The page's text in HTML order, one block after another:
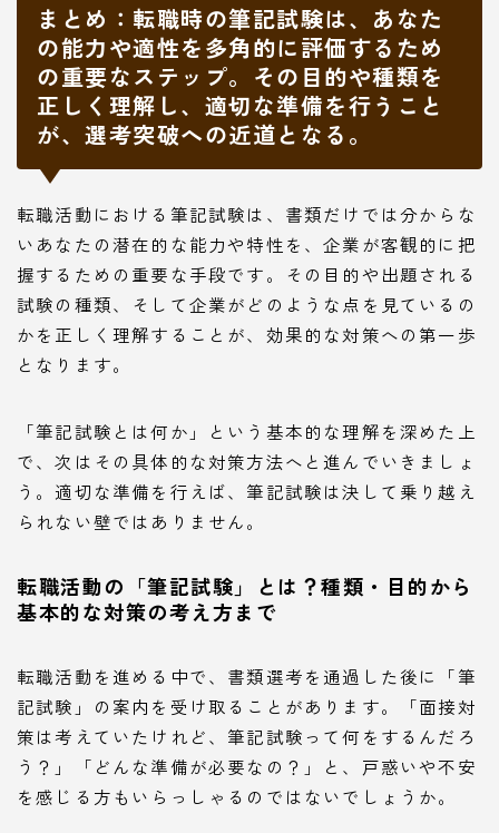
まとめ：転職時の筆記試験は、あなた
の能力や適性を多角的に評価するため
の重要なステップ。その目的や種類を
正しく理解し、適切な準備を行うこと
が、選考突破への近道となる。
転職活動における筆記試験は、書類だけでは分からな
いあなたの潜在的な能力や特性を、企業が客観的に把
握するための重要な手段です。その目的や出題される
試験の種類、そして企業がどのような点を見ているの
かを正しく理解することが、効果的な対策への第一歩
となります。
「筆記試験とは何か」という基本的な理解を深めた上
で、次はその具体的な対策方法へと進んでいきましょ
う。適切な準備を行えば、筆記試験は決して乗り越え
られない壁ではありません。
転職活動の「筆記試験」とは？種類・目的から
基本的な対策の考え方まで
転職活動を進める中で、書類選考を通過した後に「筆
記試験」の案内を受け取ることがあります。「面接対
策は考えていたけれど、筆記試験って何をするんだろ
う？」「どんな準備が必要なの？」と、戸惑いや不安
を感じる方もいらっしゃるのではないでしょうか。